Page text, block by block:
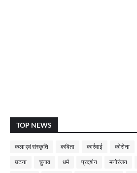
TOP NEWS
कला एवं संस्कृति कविता कार्रवाई कोरोना
घटना चुनाव धर्म प्रदर्शन मनोरंजन